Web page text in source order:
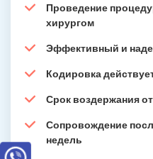
Проведение
хирургом
Эффективный и
Кодировка
Срок воздержания
Сопровождение
недель